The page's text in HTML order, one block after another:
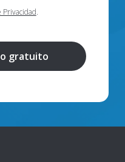
Privacidad.